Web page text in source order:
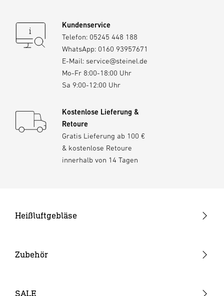
Kundenservice
Telefon: 05245 448 188
WhatsApp: 0160 93957671
E-Mail: service@steinel.de
Mo-Fr 8:00-18:00 Uhr
Sa 9:00-12:00 Uhr
Kostenlose Lieferung &
Retoure
Gratis Lieferung ab 100 €
& kostenlose Retoure
innerhalb von 14 Tagen
Heißluftgebläse
Stabgeräte
Zubehör
Verbrauchsmaterial
SALE